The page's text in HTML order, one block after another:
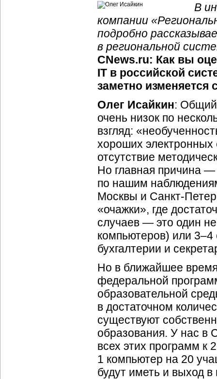
В
компании
подробно
в региональной
CNews.ru: Как вы
IT в российской
заметно изменяется
Олег Исайкин: Общий
очень низок по
взгляд:
хороших электронных
отсутствие
Но главная причина
по нашим
Москвы и Санкт-
«очажки», где
случаев — это один
компьютеров) или 3–4
бухгалтерии и
Но в ближайшее
федеральной
образовательной
в достаточном
существуют
образования. У нас в
всех этих программ к
1 компьютер на 20
будут иметь и выход в